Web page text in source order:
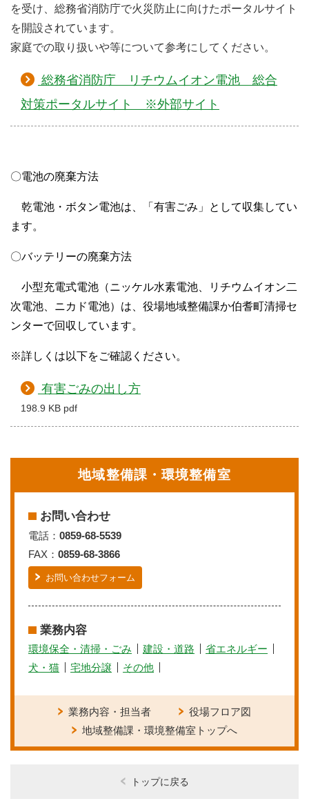
を受け、総務省消防庁で火災防止に向けたポータルサイト
を開設されています。
家庭での取り扱いや等について参考にしてください。
総務省消防庁 リチウムイオン電池 総合
対策ポータルサイト ※外部サイト
〇電池の廃棄方法
乾電池・ボタン電池は、「有害ごみ」として収集してい
ます。
〇バッテリーの廃棄方法
小型充電式電池（ニッケル水素電池、リチウムイオン二
次電池、ニカド電池）は、役場地域整備課か伯耆町清掃セ
ンターで回収しています。
※詳しくは以下をご確認ください。
有害ごみの出し方
198.9 KB pdf
地域整備課・環境整備室
お問い合わせ
電話： 0859-68-5539
FAX： 0859-68-3866
お問い合わせフォーム
業務内容
環境保全・清掃・ごみ 建設・道路
省エネルギー
犬・猫
宅地分譲 その他
業務内容・担当者
役場フロア図
地域整備課・環境整備室トップへ
トップに戻る